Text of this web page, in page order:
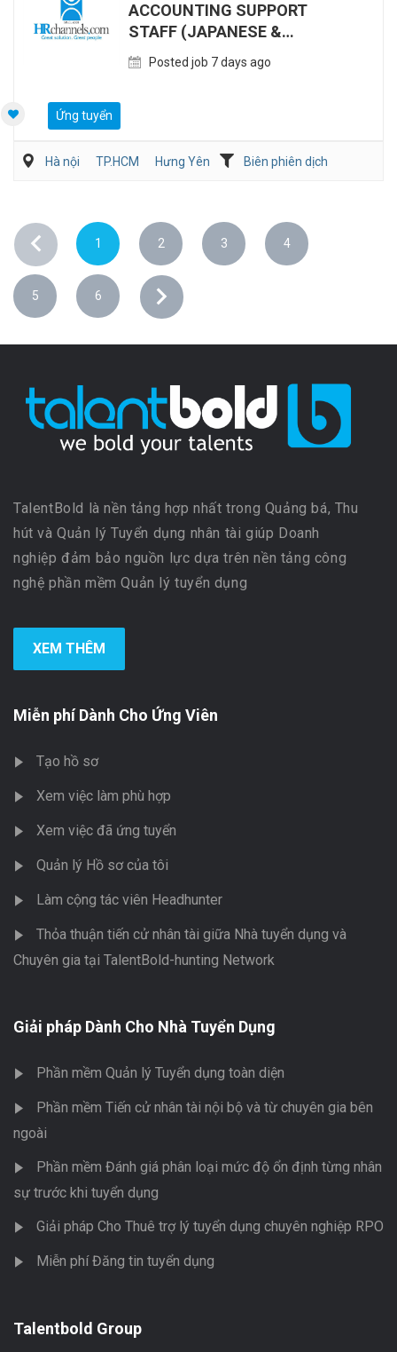
ACCOUNTING SUPPORT
STAFF (JAPANESE &
ENGLISH)
Posted job 7 days ago
Ứng tuyển
Hà nội TP.HCM Hưng Yên
Biên phiên dịch
1 2 3 4
5 6
TalentBold là nền tảng hợp nhất trong Quảng bá, Thu
hút và Quản lý Tuyển dụng nhân tài giúp Doanh
nghiệp đảm bảo nguồn lực dựa trên nền tảng công
nghệ phần mềm Quản lý tuyển dụng
XEM THÊM
Miễn phí Dành Cho Ứng Viên
Tạo hồ sơ
Xem việc làm phù hợp
Xem việc đã ứng tuyển
Quản lý Hồ sơ của tôi
Làm cộng tác viên Headhunter
Thỏa thuận tiến cử nhân tài giữa Nhà tuyển dụng và
Chuyên gia tại TalentBold-hunting Network
Giải pháp Dành Cho Nhà Tuyển Dụng
Phần mềm Quản lý Tuyển dụng toàn diện
Phần mềm Tiến cử nhân tài nội bộ và từ chuyên gia bên
ngoài
Phần mềm Đánh giá phân loại mức độ ổn định từng nhân
sự trước khi tuyển dụng
Giải pháp Cho Thuê trợ lý tuyển dụng chuyên nghiệp RPO
Miễn phí Đăng tin tuyển dụng
Talentbold Group